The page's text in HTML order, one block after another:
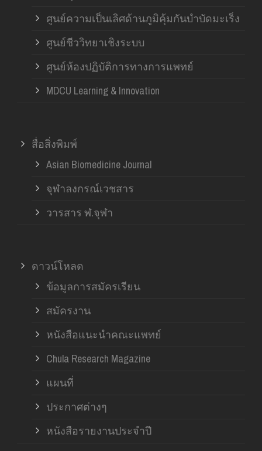
ศูนย์ความเป็นเลิศด้านภูมิคุ้มกันบำบัดมะเร็ง
ศูนย์ชีววิทยาเชิงระบบ
ศูนย์ห้องปฏิบัติการทางการแพทย์
MDCU Learning & Innovation
สื่อสิ่งพิมพ์
Asian Biomedicine Journal
จุฬาลงกรณ์เวชสาร
วารสาร ฬ.จุฬา
ดาวน์โหลด
ข้อมูลการสมัครเรียน
สมัครงาน
หนังสือแนะนำคณะแพทย์
Chula Research Magazine
แผนที่
ประกาศต่างๆ
หนังสือรายงานประจำปี